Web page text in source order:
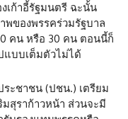
เก้าอี้รัฐมนตรี ฉะนั้น
พของพรรคร่วมรัฐบาล
คน หรือ 30 คน ตอนนี้ก็
แบบเต็มตัวไม่ได้
ะชาชน (ปชน.) เตรียม
มสุราก้าวหน้า ส่วนจะมี